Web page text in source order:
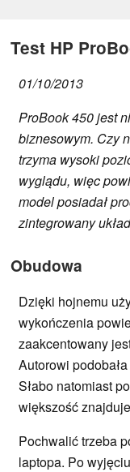
Test HP
01/10/2013
ProBook 450 jest
biznesowym. Czy
trzyma wysoki
wyglądu, więc
model posiadał
zintegrowany
Obudowa
Dzięki hojnemu
wykończenia
zaakcentowany
Autorowi
Słabo natomiast
większość
Pochwalić trzeba
laptopa. Po